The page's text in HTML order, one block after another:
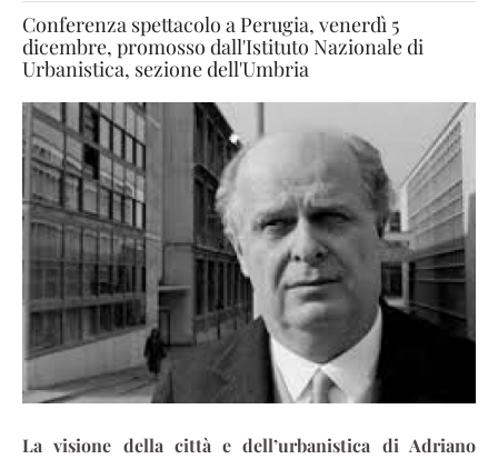
Conferenza spettacolo a Perugia, venerdì 5
dicembre, promosso dall'Istituto Nazionale di
Urbanistica, sezione dell'Umbria
La visione della città e dell’urbanistica di Adriano